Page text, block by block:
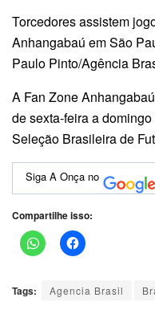
Torcedores assistem
Anhangabaú em São
Paulo Pinto/Agência
A Fan Zone
de sexta-feira a
Seleção Brasileira de
Siga A Onça no
Compartilhe isso:
Tags: Agencia Brasil